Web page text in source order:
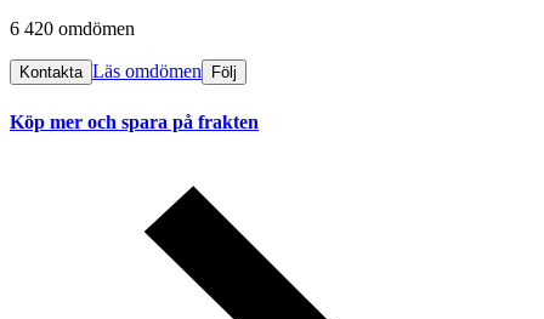
6 420 omdömen
Kontakta Läs omdömen Följ
Köp mer och spara på frakten